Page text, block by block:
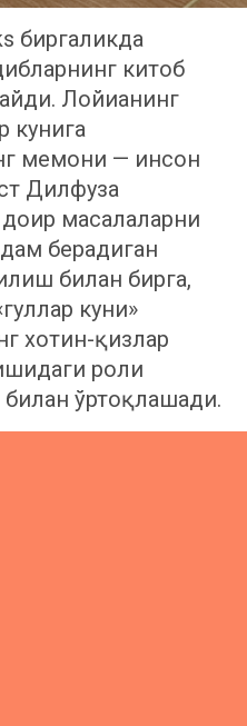
биргаликда
китоб
Лойиҳанинг
кунига
меҳмони — инсон
Дилфуза
масалаларни
берадиган
билан бирга,
куни»
хотин-қизлар
роли
билан ўртоқлашади.